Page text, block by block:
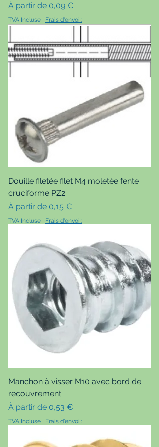
À partir de 0,09 €
Prix promotionnel
TVA Incluse Frais d'envoi :
Douille filetée filet M4 moletée fente
cruciforme PZ2
À partir de 0,15 €
Prix promotionnel
TVA Incluse Frais d'envoi :
Manchon à visser M10 avec bord de
recouvrement
À partir de 0,53 €
Prix promotionnel
TVA Incluse Frais d'envoi :